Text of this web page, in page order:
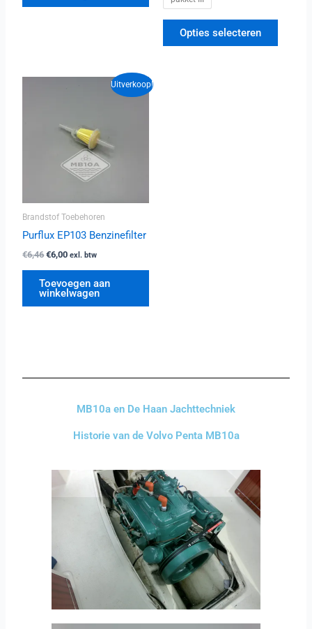
Opties selecteren
Uitverkoop!
Brandstof Toebehoren
Purflux EP103 Benzinefilter
€6,46 €6,00 exl. btw
Toevoegen aan
winkelwagen
MB10a en De Haan Jachttechniek
Historie van de Volvo Penta MB10a